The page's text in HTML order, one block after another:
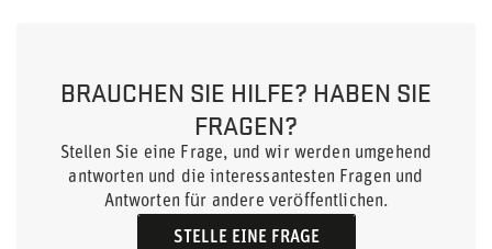
BRAUCHEN SIE HILFE? HABEN SIE
FRAGEN?
Stellen Sie eine Frage, und wir werden umgehend
antworten und die interessantesten Fragen und
Antworten für andere veröffentlichen.
STELLE EINE FRAGE